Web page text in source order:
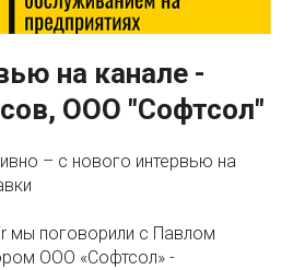
на канале -
ООО "Софтсол"
– с нового интервью на
мы поговорили с Павлом
ООО «Софтсол» -